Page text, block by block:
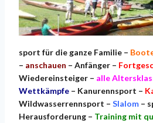
sport für die ganze Familie –
– anschauen – Anfänger –
Wiedereinsteiger – alle
Wettkämpfe – Kanurennsport –
Wildwasserrennsport – Slalom –
Herausforderung – Training mit